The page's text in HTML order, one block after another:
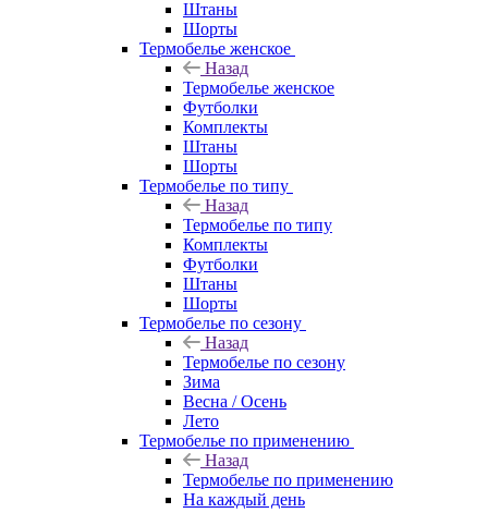
Штаны
Шорты
Термобелье женское
Назад
Термобелье женское
Футболки
Комплекты
Штаны
Шорты
Термобелье по типу
Назад
Термобелье по типу
Комплекты
Футболки
Штаны
Шорты
Термобелье по сезону
Назад
Термобелье по сезону
Зима
Весна / Осень
Лето
Термобелье по применению
Назад
Термобелье по применению
На каждый день